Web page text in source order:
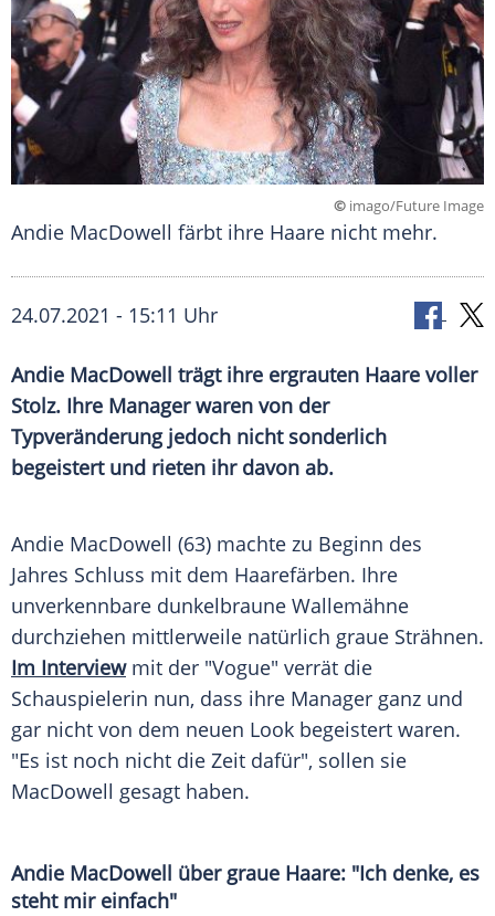
© imago/Future Image
Andie MacDowell färbt ihre Haare nicht mehr.
24.07.2021 - 15:11 Uhr
Andie MacDowell trägt ihre ergrauten Haare voller
Stolz. Ihre Manager waren von der
Typveränderungjedoch nicht sonderlich
begeistert und rieten ihr davon ab.
Andie MacDowell (63) machte zu Beginn des
Jahres Schluss mit dem Haarefärben. Ihre
unverkennbare dunkelbraune Wallemähne
durchziehen mittlerweile natürlich graue Strähnen.
Im Interviewmit der "Vogue" verrät die
Schauspielerin nun, dass ihre Manager ganz und
gar nicht von dem neuen Look begeistert waren.
"Es ist noch nicht die Zeit dafür", sollen sie
MacDowell gesagt haben.
Andie MacDowell über graue Haare: "Ich denke, es
steht mir einfach"